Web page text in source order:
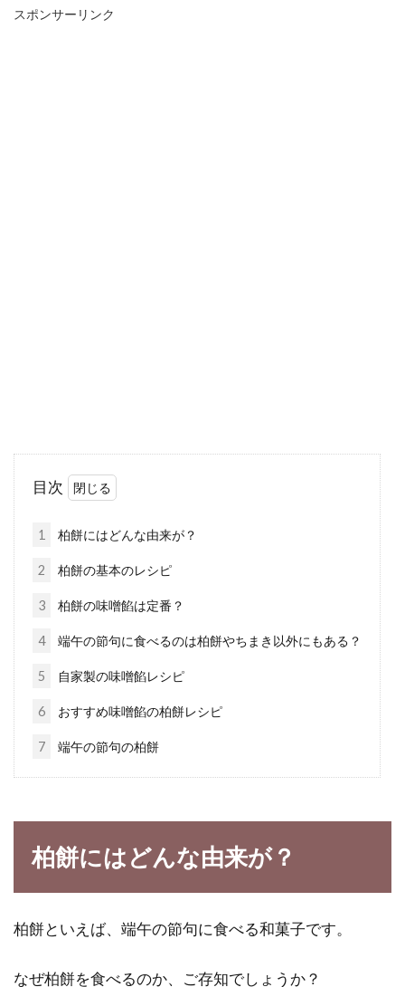
よう！残ったホエーも活用
みなさん「バター」は、お好きですか？そのま
まパンに塗ったり、料理の風味をアップさせて
6pチーズと醤油を使った簡単美味し
6pチーズは、全国のスーパー、コンビニなどで
手に入る手軽なチーズです。雪印、QBB、明治
十勝...
カモミールティーの効果
か？今回は、オーガニックハーブティーとカモ
スポンサーリンク
目次
1 柏餅にはどんな由来が？
2 柏餅の基本のレシピ
3 柏餅の味噌餡は定番？
4 端午の節句に食べるのは柏餅やちまき以外にもある？
5 自家製の味噌餡レシピ
6 おすすめ味噌餡の柏餅レシピ
7 端午の節句の柏餅
柏餅にはどんな由来が？
柏餅といえば、端午の節句に食べる和菓子です。
なぜ柏餅を食べるのか、ご存知でしょうか？